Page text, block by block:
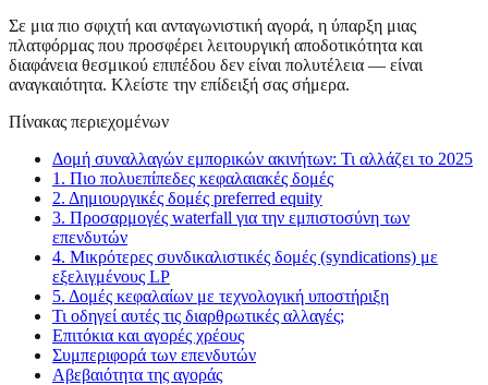
Σε μια πιο σφιχτή και ανταγωνιστική αγορά, η ύπαρξη μιας
πλατφόρμας που προσφέρει λειτουργική αποδοτικότητα και
διαφάνεια θεσμικού επιπέδου δεν είναι πολυτέλεια — είναι
αναγκαιότητα. Κλείστε την επίδειξή σας σήμερα.
Πίνακας περιεχομένων
Δομή συναλλαγών εμπορικών ακινήτων: Τι αλλάζει το 2025
1. Πιο πολυεπίπεδες κεφαλαιακές δομές
2. Δημιουργικές δομές preferred equity
3. Προσαρμογές waterfall για την εμπιστοσύνη των
επενδυτών
4. Μικρότερες συνδικαλιστικές δομές (syndications) με
εξελιγμένους LP
5. Δομές κεφαλαίων με τεχνολογική υποστήριξη
Τι οδηγεί αυτές τις διαρθρωτικές αλλαγές;
Επιτόκια και αγορές χρέους
Συμπεριφορά των επενδυτών
Αβεβαιότητα της αγοράς